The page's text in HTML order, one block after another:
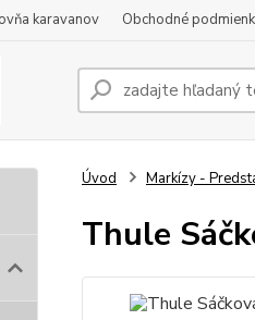
karavanov Obchodné
Úvod Markízy -
Thule